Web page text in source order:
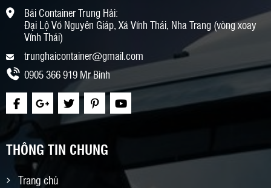
Bãi Container Trung Hải:
Đại Lộ Võ Nguyên Giáp, Xã Vĩnh Thái, Nha Trang (vòng xoay
Vĩnh Thái)
trunghaicontainer@gmail.com
0905 366 919 Mr Bình
THÔNG TIN CHUNG
Trang chủ